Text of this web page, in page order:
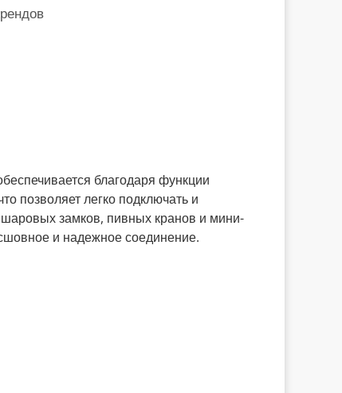
благодаря функции
позволяет легко подключать и
замков, пивных кранов и мини-
и надежное соединение.